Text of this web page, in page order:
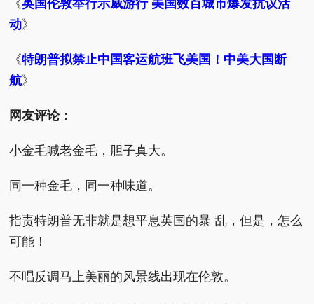
《英国伦敦举行示威游行 美国数百城市爆发抗议活
动》
《特朗普拟禁止中国客运航班飞美国！中美大国断
航》
网友评论：
小金毛喊老金毛，胆子真大。
同一种金毛，同一种味道。
指责特朗普无非就是想平息英国的暴 乱，但是，怎么
可能！
不唱反调马上美丽的风景线出现在伦敦。